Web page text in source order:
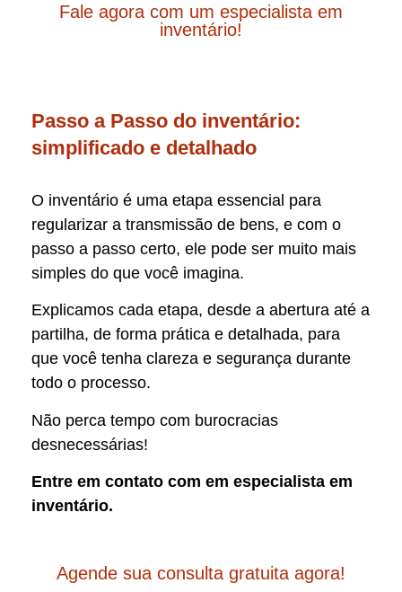
Fale agora com um especialista em
inventário!
Passo a Passo do inventário:
simplificado e detalhado
O inventário é uma etapa essencial para
regularizar a transmissão de bens, e com o
passo a passo certo, ele pode ser muito mais
simples do que você imagina.
Explicamos cada etapa, desde a abertura até a
partilha, de forma prática e detalhada, para
que você tenha clareza e segurança durante
todo o processo.
Não perca tempo com burocracias
desnecessárias!
Entre em contato com em especialista em
inventário.
Agende sua consulta gratuita agora!